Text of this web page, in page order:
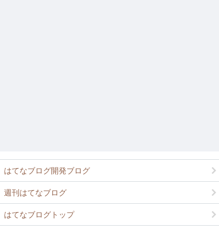
はてなブログ開発ブログ
週刊はてなブログ
はてなブログトップ